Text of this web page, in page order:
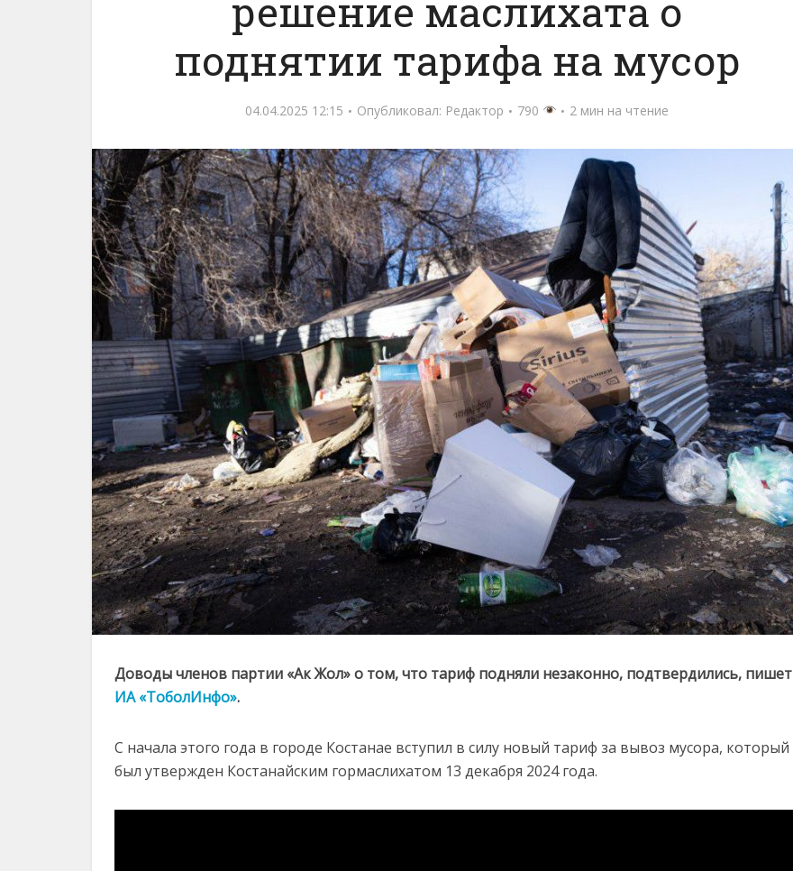
решение маслихата о
поднятии тарифа на мусор
04.04.2025 12:15 Опубликовал: Редактор 790 2 мин на чтение
Доводы членов партии «Ак Жол» о том, что тариф подняли незаконно, подтвердились, пишет
ИА «ТоболИнфо».
С начала этого года в городе Костанае вступил в силу новый тариф за вывоз мусора, который
был утвержден Костанайским гормаслихатом 13 декабря 2024 года.